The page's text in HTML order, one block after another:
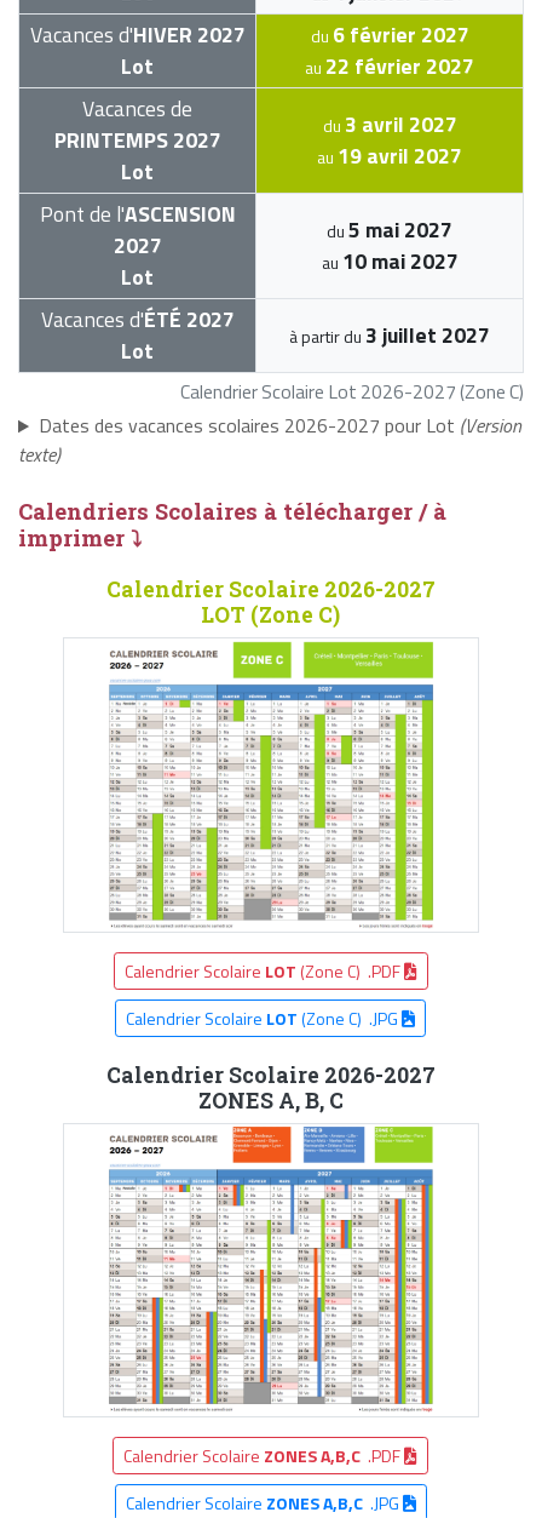
Calendrier Scolaire Lot 2026-2027 (Zone C)
Vacances d'HIVER 2027
Lot
du 6 février 2027
au 22 février 2027
Vacances de
PRINTEMPS 2027
Lot
du 3 avril 2027
au 19 avril 2027
Pont de l'ASCENSION
2027
Lot
du5 mai 2027
au 10 mai 2027
Vacances d'ÉTÉ 2027
Lot
à partir du 3 juillet 2027
Dates des vacances scolaires 2026-2027 pour Lot (Version
texte)
Calendriers Scolaires à télécharger / à
imprimer ⤵
Calendrier Scolaire 2026-2027
LOT (Zone C)
Calendrier Scolaire LOT (Zone C) .PDF
Calendrier Scolaire LOT(Zone C) .JPG
Calendrier Scolaire 2026-2027
ZONES A, B, C
Calendrier Scolaire ZONES A,B,C .PDF
Calendrier Scolaire ZONES A,B,C.JPG